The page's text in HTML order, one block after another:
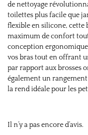
de nettoyage
toilettes plus facile que
flexible en silicone, cette
maximum de confort
conception
vos bras tout en offrant
par rapport aux brosses
également un
la rend idéale pour les
Il n’y a pas encore d’avis.